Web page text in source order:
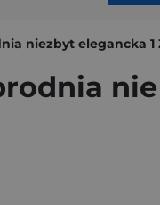
niezbyt elegancka